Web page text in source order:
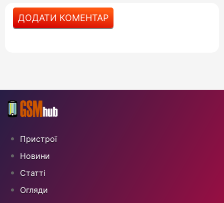
ДОДАТИ КОМЕНТАР
Пристрої
Новини
Статті
Огляди